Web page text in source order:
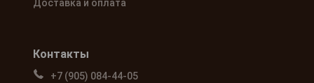
Контакты
+7 (905) 084-44-05
Доставка и оплата